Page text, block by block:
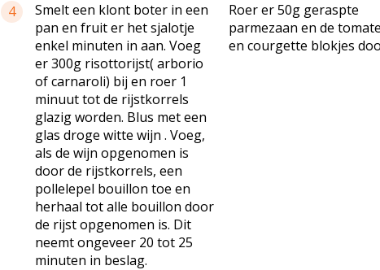
4
Smelt een klont boter in een
pan en fruit er het sjalotje
enkel minuten in aan. Voeg
er 300g risottorijst( arborio
of carnaroli) bij en roer 1
minuut tot de rijstkorrels
glazig worden. Blus met een
glas droge witte wijn . Voeg,
als de wijn opgenomen is
door de rijstkorrels, een
pollelepel bouillon toe en
herhaal tot alle bouillon door
de rijst opgenomen is. Dit
neemt ongeveer 20 tot 25
minuten in beslag.
Roer er 50g geraspte
parmezaan en de
en courgette blokjes